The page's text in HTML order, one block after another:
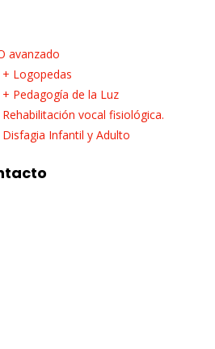
avanzado
Logopedas
Pedagogía de la Luz
vocal fisiológica.
Disfagia Infantil y Adulto